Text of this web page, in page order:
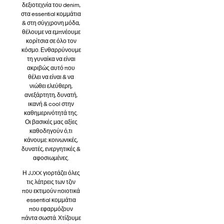
δεξιοτεχνία του denim,
στα essential κομμάτια
& στη σύγχρονη μόδα,
θέλουμε να εμπνέουμε
κορίτσια σε όλο τον
κόσμο. Ενθαρρύνουμε
τη γυναίκα να είναι
ακριβώς αυτό που
θέλει να είναι & να
νιώθει ελεύθερη,
ανεξάρτητη, δυνατή,
ικανή & cool στην
καθημερινότητά της.
Οι βασικές μας αξίες
καθοδηγούν ό,τι
κάνουμε: κοινωνικές,
δυνατές, ενεργητικές &
αφοσιωμένες.
Η JJXX γιορτάζει όλες
τις λάτρεις των τζιν
που εκτιμούν ποιοτικά
essential κομμάτια
που εφαρμόζουν
πάντα σωστά. Χτίζουμε